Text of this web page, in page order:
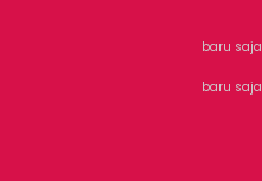
baru saja
baru saja